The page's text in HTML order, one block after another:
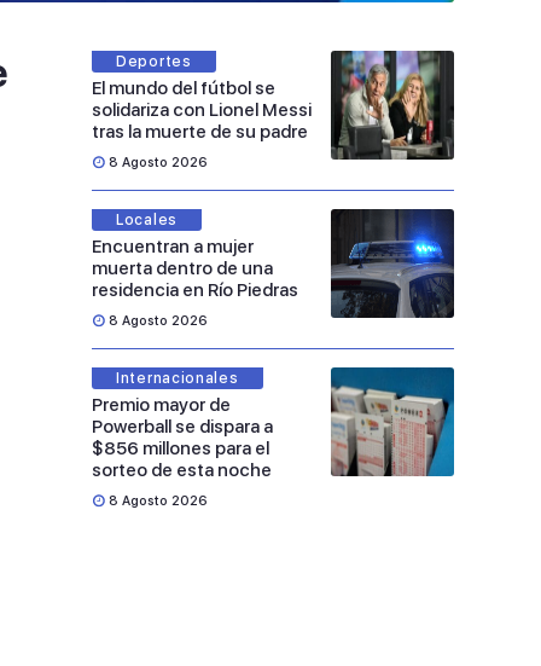
Deportes
El mundo del fútbol se
solidariza con Lionel Messi
tras la muerte de su padre
8 Agosto 2026
Locales
Encuentran a mujer
muerta dentro de una
residencia en Río Piedras
8 Agosto 2026
Internacionales
Premio mayor de
Powerball se dispara a
$856 millones para el
sorteo de esta noche
8 Agosto 2026